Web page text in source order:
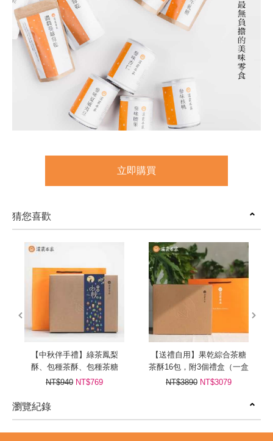
立即購買
猜您喜歡
【中秋伴手禮】綠茶鳳梨
酥、包種茶酥、包種茶糖
NT$940 NT$769
【送禮自用】果乾綜合茶糖
茶酥16包，附3個禮盒（一盒
裝4包）及提袋
NT$3890 NT$3079
瀏覽紀錄
prev
next